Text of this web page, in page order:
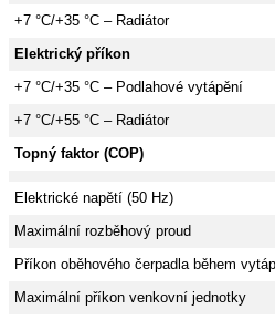
+7 °C/+35 °C – Radiátor
Elektrický příkon
+7 °C/+35 °C – Podlahové vytápění
+7 °C/+55 °C – Radiátor
Topný faktor (COP)
Elektrické napětí (50 Hz)
Maximální rozběhový proud
Příkon oběhového čerpadla během
Maximální příkon venkovní jednotky